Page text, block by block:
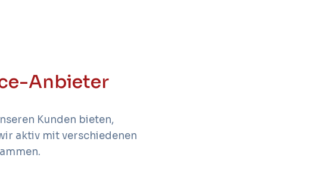
Anbieter
Kunden bieten,
aktiv mit verschiedenen